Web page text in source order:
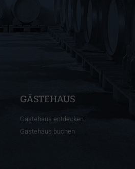
GÄSTEHAUS
Gästehaus entdecken
Gästehaus buchen